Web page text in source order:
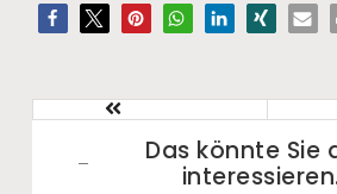
Das könnte Sie